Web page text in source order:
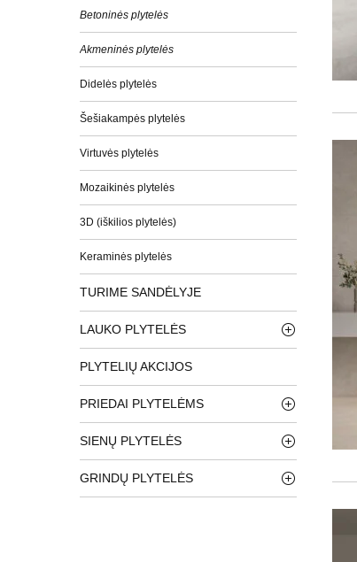
Betoninės plytelės
Akmeninės plytelės
Didelės plytelės
Šešiakampės plytelės
Virtuvės plytelės
Mozaikinės plytelės
3D (iškilios plytelės)
Keraminės plytelės
TURIME SANDĖLYJE
LAUKO PLYTELĖS
PLYTELIŲ AKCIJOS
PRIEDAI PLYTELĖMS
SIENŲ PLYTELĖS
GRINDŲ PLYTELĖS